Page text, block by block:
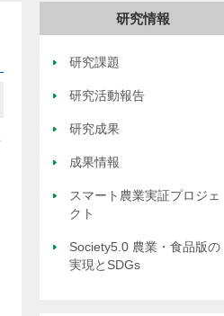
研究情報
研究課題
研究活動報告
研究成果
成果情報
スマート農業実証プロジェ
クト
Society5.0 農業・食品版の
実現とSDGs